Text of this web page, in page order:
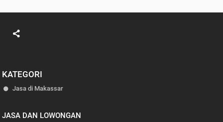
KATEGORI
Jasa di Makassar
JASA DAN LOWONGAN